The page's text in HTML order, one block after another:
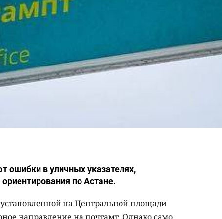
ошибки в уличных указателях,
по Астане.
на Центральной площади
направление на почтамт. Однако само